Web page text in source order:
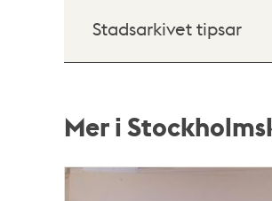
Stadsarkivet tipsar
Mer i
Relaterade